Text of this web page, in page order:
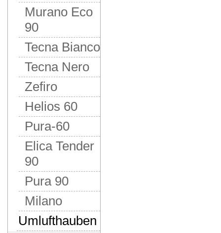
Murano Eco
90
Tecna Bianco
Tecna Nero
Zefiro
Helios 60
Pura-60
Elica Tender
90
Pura 90
Milano
Umlufthauben